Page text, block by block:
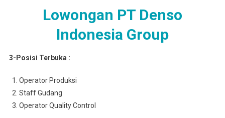
Lowongan PT Denso
Indonesia Group
3-Posisi Terbuka :
Operator Produksi
Staff Gudang
Operator Quality Control